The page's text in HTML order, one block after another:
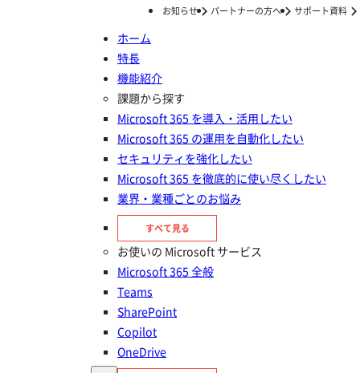
お知らせ パートナーの方へ サポート資料
ホーム
特長
機能紹介
課題から探す
Microsoft 365 を導入・活用したい
Microsoft 365 の運用を自動化したい
セキュリティを強化したい
Microsoft 365 を徹底的に使い尽くしたい
業界・業種ごとのお悩み
すべて見る
お使いの Microsoft サービス
Microsoft 365 全般
Teams
SharePoint
Copilot
OneDrive
ナレッジ/コラム
AvePoint 製品サポート・お問い
2025年12月12日